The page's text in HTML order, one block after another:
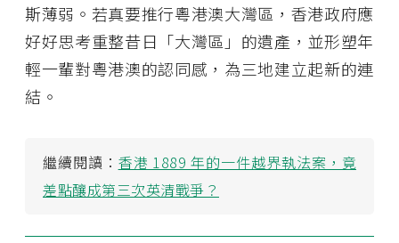
斯薄弱。若真要推行粵港澳大灣區，香港政府應
好好思考重整昔日「大灣區」的遺產，並形塑年
輕一輩對粵港澳的認同感，為三地建立起新的連
結。
繼續閱讀： 香港 1889 年的一件越界執法案，竟
差點釀成第三次英清戰爭？